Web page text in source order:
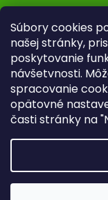
Súbory cookies
našej stránky,
poskytovanie
návšetvnosti.
spracovanie
opätovné
časti stránky na
Pre firmy